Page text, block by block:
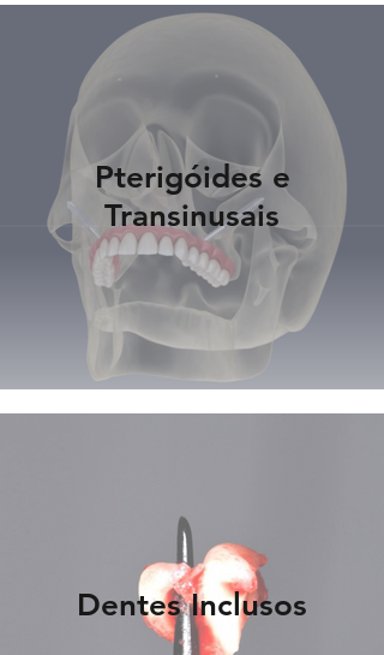
Pterigóides e
Transinusais
Dentes Inclusos